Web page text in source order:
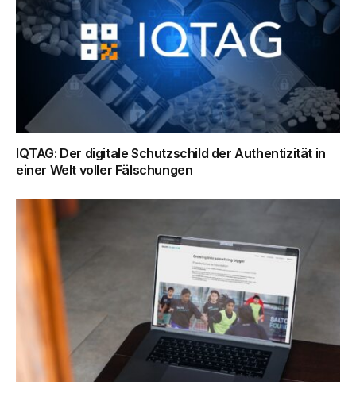
IQTAG: Der digitale Schutzschild der Authentizität in
einer Welt voller Fälschungen